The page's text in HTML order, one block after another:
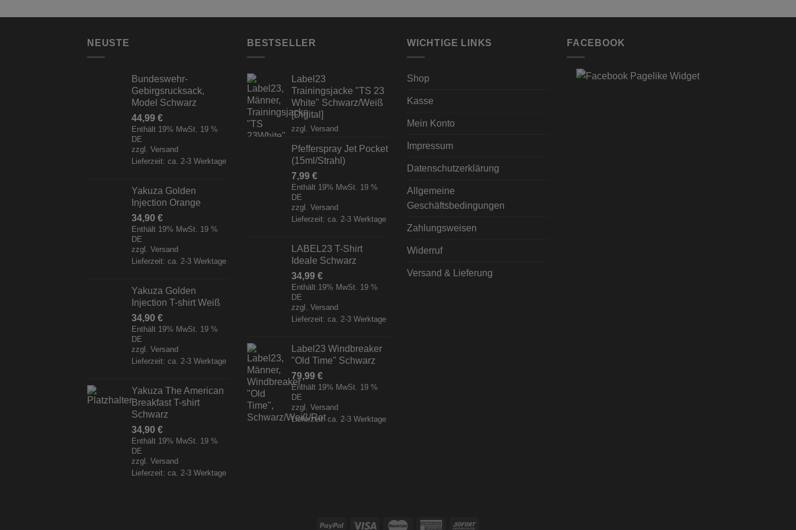
NEUSTE
Bundeswehr-
Gebirgsrucksack,
Model Schwarz
44,99 €
Enthält 19% MwSt. 19 %
DE
zzgl. Versand
Lieferzeit: ca. 2-3 Werktage
Yakuza Golden
Injection Orange
34,90 €
Enthält 19% MwSt. 19 %
DE
zzgl. Versand
Lieferzeit: ca. 2-3 Werktage
Yakuza Golden
Injection T-shirt Weiß
34,90 €
Enthält 19% MwSt. 19 %
DE
zzgl. Versand
Lieferzeit: ca. 2-3 Werktage
Yakuza The American
Breakfast T-shirt
Schwarz
34,90 €
Enthält 19% MwSt. 19 %
DE
zzgl. Versand
Lieferzeit: ca. 2-3 Werktage
BESTSELLER
Label23
Trainingsjacke "TS 23
White" Schwarz/Weiß
[Digital]
zzgl. Versand
Pfefferspray Jet Pocket
(15ml/Strahl)
7,99 €
Enthält 19% MwSt. 19 %
DE
zzgl. Versand
Lieferzeit: ca. 2-3 Werktage
LABEL23 T-Shirt
Ideale Schwarz
34,99 €
Enthält 19% MwSt. 19 %
DE
zzgl. Versand
Lieferzeit: ca. 2-3 Werktage
Label23 Windbreaker
"Old Time" Schwarz
79,99 €
Enthält 19% MwSt. 19 %
DE
zzgl. Versand
Lieferzeit: ca. 2-3 Werktage
WICHTIGE LINKS
Shop
Kasse
Mein Konto
Impressum
Datenschutzerklärung
Allgemeine
Geschäftsbedingungen
Zahlungsweisen
Widerruf
Versand & Lieferung
FACEBOOK